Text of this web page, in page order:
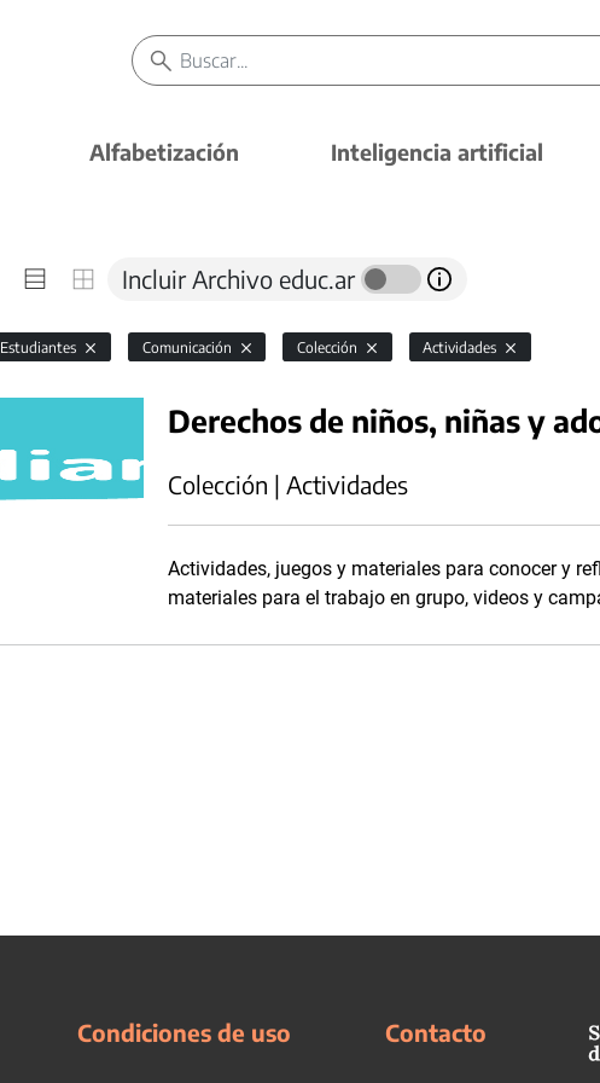
Alfabetización Inteligencia artificial
Incluir Archivo educ.ar
Estudiantes Comunicación Colección Actividades
Derechos de niños, niñas y
Colección | Actividades
Actividades, juegos y materiales para conocer y
materiales para el trabajo en grupo, videos y
Condiciones de uso Contacto